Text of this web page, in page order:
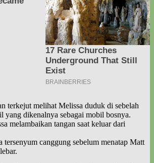
terkejut melihat Melissa duduk di sebelah
yang dikenalnya sebagai mobil bosnya.
melambaikan tangan saat keluar dari
canggung sebelum menatap Matt